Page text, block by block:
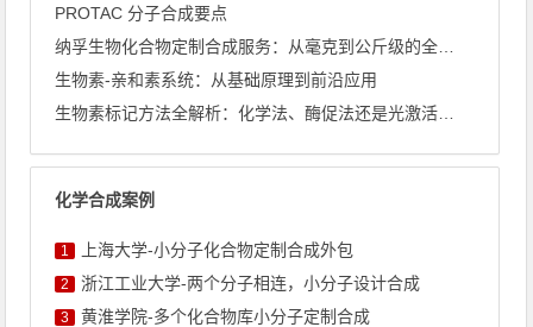
PROTAC 分子合成要点
生物素-亲和素系统：从基础原理到前沿应用
化学合成案例
1 上海大学-小分子化合物定制合成外包
2 浙江工业大学-两个分子相连，小分子设计合成
3 黄淮学院-多个化合物库小分子定制合成